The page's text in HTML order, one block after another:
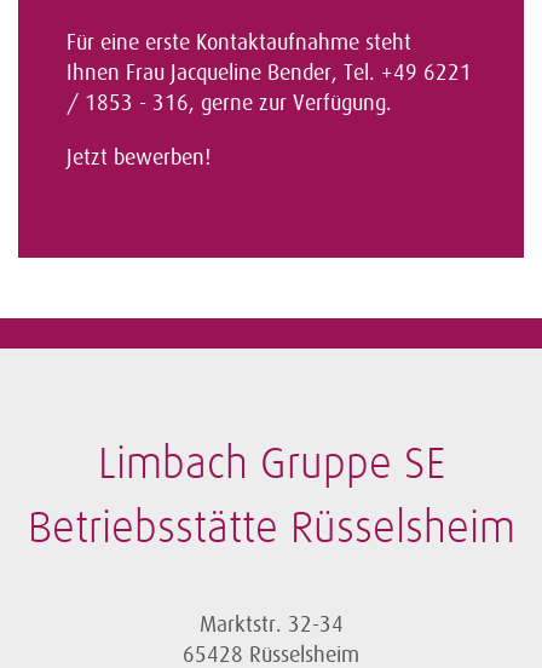
Für eine erste Kontaktaufnahme steht
Ihnen Frau Jacqueline Bender, Tel. +49 6221
/ 1853 - 316, gerne zur Verfügung.
Jetzt bewerben!
Limbach Gruppe SE
Betriebsstätte Rüsselsheim
Marktstr. 32-34
65428 Rüsselsheim